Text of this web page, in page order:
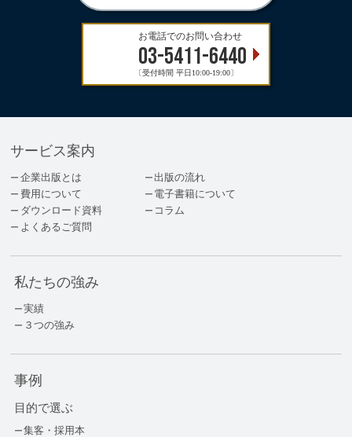
お電話でのお問い合わせ
03-5411-6440
〔受付時間 平日10:00-19:00〕
サービス案内
企業出版とは
出版の流れ
費用について
電子書籍について
ダウンロード資料
コラム
よくあるご質問
私たちの強み
実績
３つの強み
事例
目的で選ぶ
集客・採用本